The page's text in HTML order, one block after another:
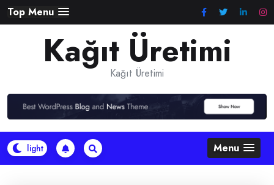
Skip
to
Top Menu
Kağıt Üretimi
Kağıt Üretimi
Menu